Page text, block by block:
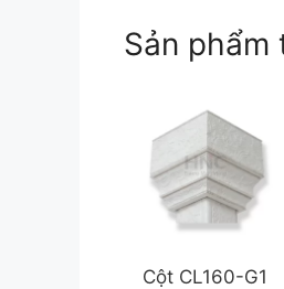
Sản
Cột CL160-G1